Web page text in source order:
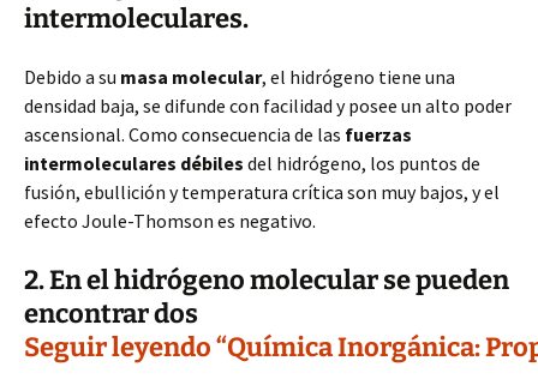
intermoleculares.
Debido a su masa molecular, el hidrógeno tiene una
densidad baja, se difunde con facilidad y posee un alto poder
ascensional. Como consecuencia de las fuerzas
intermoleculares débiles del hidrógeno, los puntos de
fusión, ebullición y temperatura crítica son muy bajos, y el
efecto Joule-Thomson es negativo.
2. En el hidrógeno molecular se pueden
encontrar dos
Seguir leyendo “Química Inorgánica: